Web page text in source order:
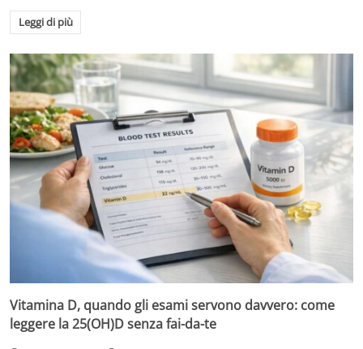
Leggi di più
Vitamina D, quando gli esami servono davvero: come
leggere la 25(OH)D senza fai-da-te